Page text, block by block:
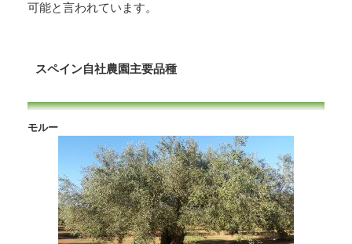
可能と言われています。
スペイン自社農園主要品種
モルー